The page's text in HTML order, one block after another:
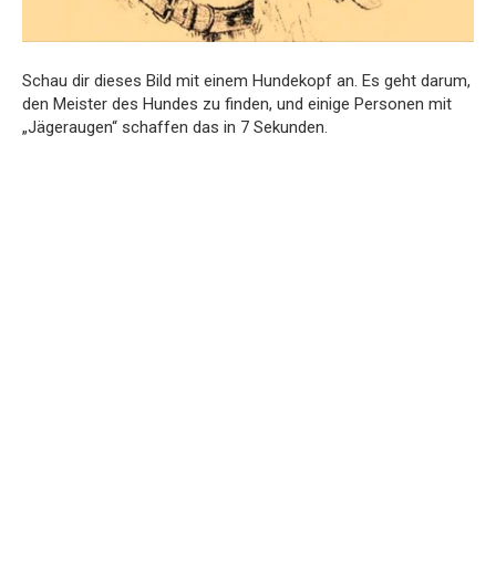
Schau dir dieses Bild mit einem Hundekopf an. Es geht darum,
den Meister des Hundes zu finden, und einige Personen mit
„Jägeraugen“ schaffen das in 7 Sekunden.